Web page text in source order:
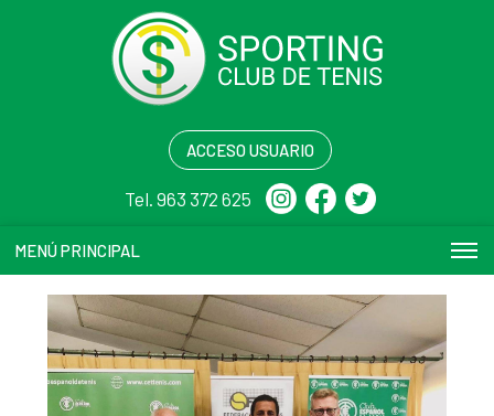
ACCESO USUARIO
Tel. 963 372 625
MENÚ PRINCIPAL